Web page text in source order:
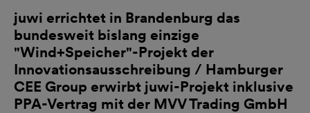
juwi errichtet in Brandenburg das
bundesweit bislang einzige
"Wind+Speicher"-Projekt der
Innovationsausschreibung / Hamburger
CEE Group erwirbt juwi-Projekt inklusive
PPA-Vertrag mit der MVV Trading GmbH